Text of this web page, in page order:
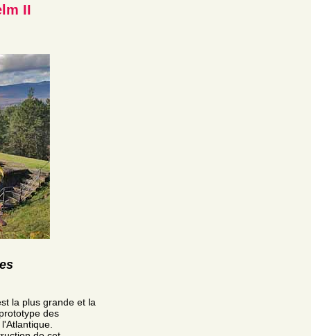
II
la plus grande et la
des